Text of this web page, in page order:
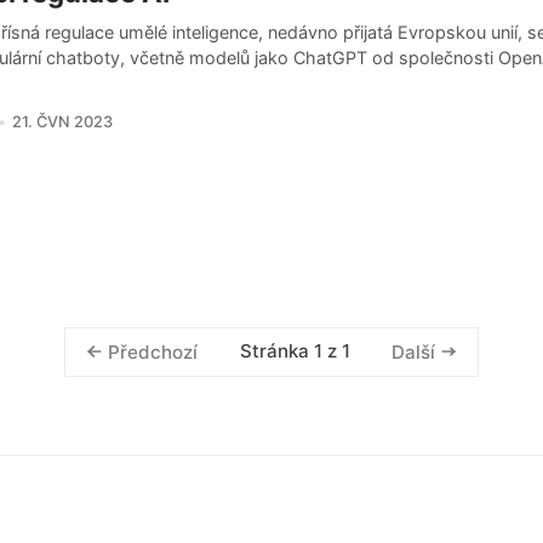
regulace umělé inteligence, nedávno přijatá Evropskou unií,
chatboty, včetně modelů jako ChatGPT od společnosti
21. ČVN 2023
Předchozí Stránka 1 z 1 Další